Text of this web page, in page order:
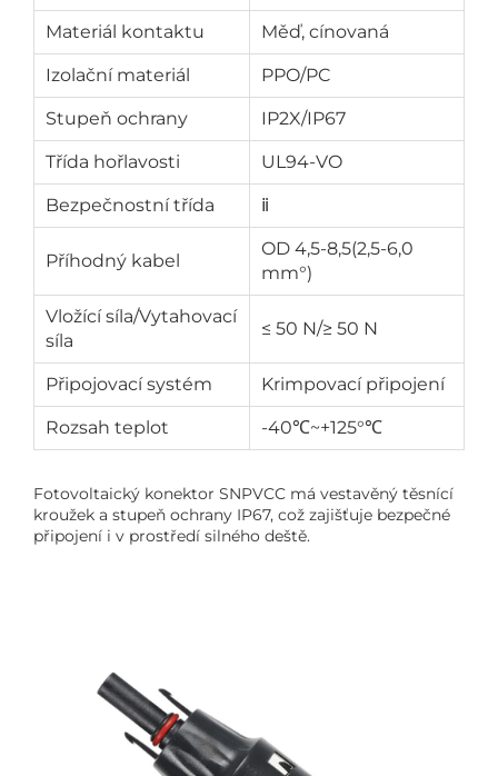
Materiál kontaktu Měď, cínovaná
Izolační materiál PPO/PC
Stupeň ochrany IP2X/IP67
Třída hořlavosti UL94-VO
Bezpečnostní třída ⅱ
Příhodný kabel
OD 4,5-8,5(2,5-6,0
mm°)
Vložící síla/Vytahovací
síla
≤ 50 N/≥ 50 N
Připojovací systém Krimpovací připojení
Rozsah teplot -40℃~+125°℃
Fotovoltaický konektor SNPVCC má vestavěný těsnící
kroužek a stupeň ochrany IP67, což zajišťuje bezpečné
připojení i v prostředí silného deště.